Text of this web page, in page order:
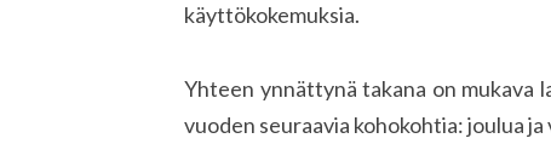
käyttökokemuksia.
Yhteen ynnättynä takana on mukava
vuoden seuraavia kohokohtia: joulua